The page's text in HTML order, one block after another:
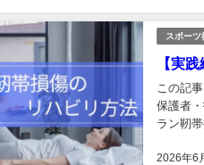
スポーツ
【実
2026年6
この記
保護者
ラン靭